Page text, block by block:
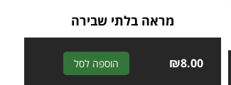
מראה בלתי שבירה
₪8.00 הוספה לסל